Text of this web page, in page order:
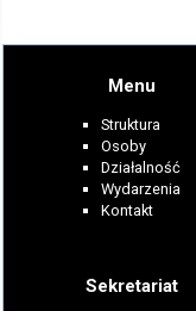
Menu
Struktura
Osoby
Działalność
Wydarzenia
Kontakt
Sekretariat